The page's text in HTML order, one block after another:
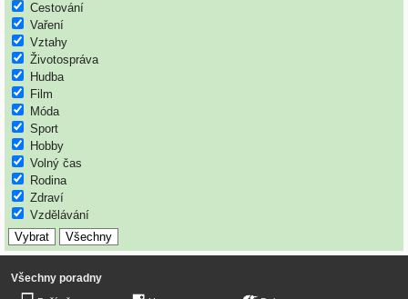
Cestování
Vaření
Vztahy
Životospráva
Hudba
Film
Móda
Sport
Hobby
Volný čas
Rodina
Zdraví
Vzdělávání
Všechny poradny